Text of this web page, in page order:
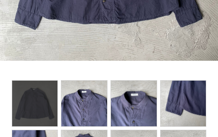
OUTER WEAR
BOTTOMS
DESIGNERS ARCHIVES